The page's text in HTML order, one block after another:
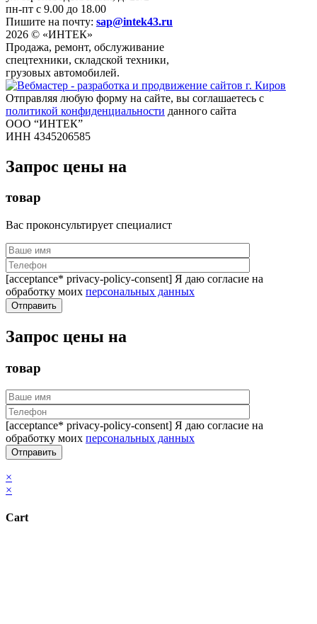
пн-пт с 9.00 до 18.00
Пишите на почту: sap@intek43.ru
2026 © «ИНТЕК»
Продажа, ремонт, обслуживание
спецтехники, складской техники,
грузовых автомобилей.
Отправляя любую форму на сайте, вы соглашаетесь с
политикой конфиденциальности данного сайта
ООО “ИНТЕК”
ИНН 4345206585
Запрос цены на
товар
Вас проконсультирует специалист
[acceptance* privacy-policy-consent] Я даю согласие на
обработку моих персональных данных
Запрос цены на
товар
[acceptance* privacy-policy-consent] Я даю согласие на
обработку моих персональных данных
×
×
Cart